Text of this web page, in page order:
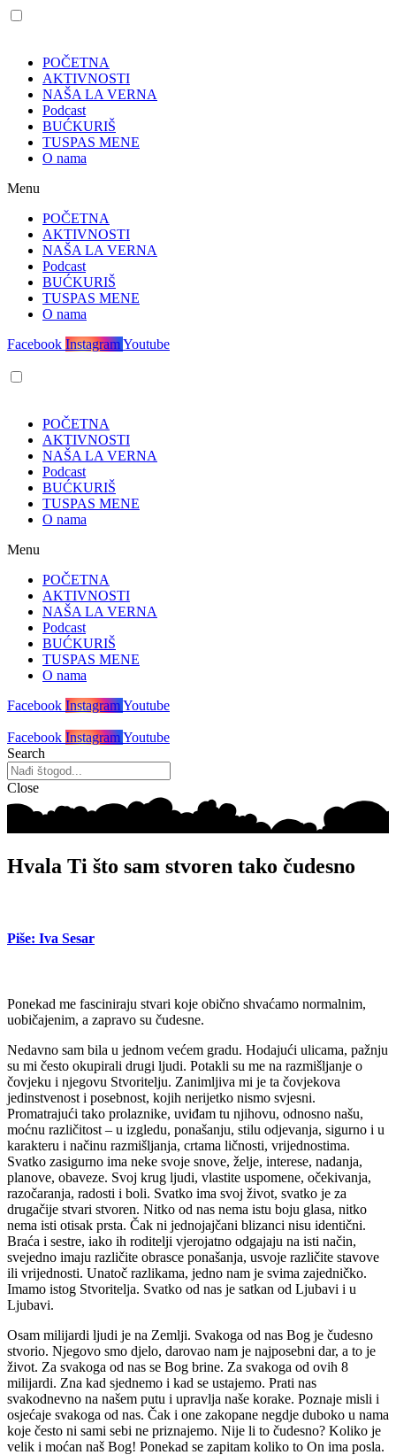
POČETNA
AKTIVNOSTI
NAŠA LA VERNA
Podcast
BUĆKURIŠ
TUSPAS MENE
O nama
Menu
POČETNA
AKTIVNOSTI
NAŠA LA VERNA
Podcast
BUĆKURIŠ
TUSPAS MENE
O nama
Facebook InstagramYoutube
POČETNA
AKTIVNOSTI
NAŠA LA VERNA
Podcast
BUĆKURIŠ
TUSPAS MENE
O nama
Menu
POČETNA
AKTIVNOSTI
NAŠA LA VERNA
Podcast
BUĆKURIŠ
TUSPAS MENE
O nama
Facebook InstagramYoutube
Facebook InstagramYoutube
Search
Close
Hvala Ti što sam stvoren tako čudesno
Piše: Iva Sesar
Ponekad me fasciniraju stvari koje obično shvaćamo normalnim,
uobičajenim, a zapravo su čudesne.
Nedavno sam bila u jednom većem gradu. Hodajući ulicama, pažnju
su mi često okupirali drugi ljudi. Potakli su me na razmišljanje o
čovjeku i njegovu Stvoritelju. Zanimljiva mi je ta čovjekova
jedinstvenost i posebnost, kojih nerijetko nismo svjesni.
Promatrajući tako prolaznike, uviđam tu njihovu, odnosno našu,
moćnu različitost – u izgledu, ponašanju, stilu odjevanja, sigurno i u
karakteru i načinu razmišljanja, crtama ličnosti, vrijednostima.
Svatko zasigurno ima neke svoje snove, želje, interese, nadanja,
planove, obaveze. Svoj krug ljudi, vlastite uspomene, očekivanja,
razočaranja, radosti i boli. Svatko ima svoj život, svatko je za
drugačije stvari stvoren. Nitko od nas nema istu boju glasa, nitko
nema isti otisak prsta. Čak ni jednojajčani blizanci nisu identični.
Braća i sestre, iako ih roditelji vjerojatno odgajaju na isti način,
svejedno imaju različite obrasce ponašanja, usvoje različite stavove
ili vrijednosti. Unatoč razlikama, jedno nam je svima zajedničko.
Imamo istog Stvoritelja. Svatko od nas je satkan od Ljubavi i u
Ljubavi.
Osam milijardi ljudi je na Zemlji. Svakoga od nas Bog je čudesno
stvorio. Njegovo smo djelo, darovao nam je najposebni dar, a to je
život. Za svakoga od nas se Bog brine. Za svakoga od ovih 8
milijardi. Zna kad sjednemo i kad se ustajemo. Prati nas
svakodnevno na našem putu i upravlja naše korake. Poznaje misli i
osjećaje svakoga od nas. Čak i one zakopane negdje duboko u nama
koje često ni sami sebi ne priznajemo. Nije li to čudesno? Koliko je
velik i moćan naš Bog! Ponekad se zapitam koliko to On ima posla.